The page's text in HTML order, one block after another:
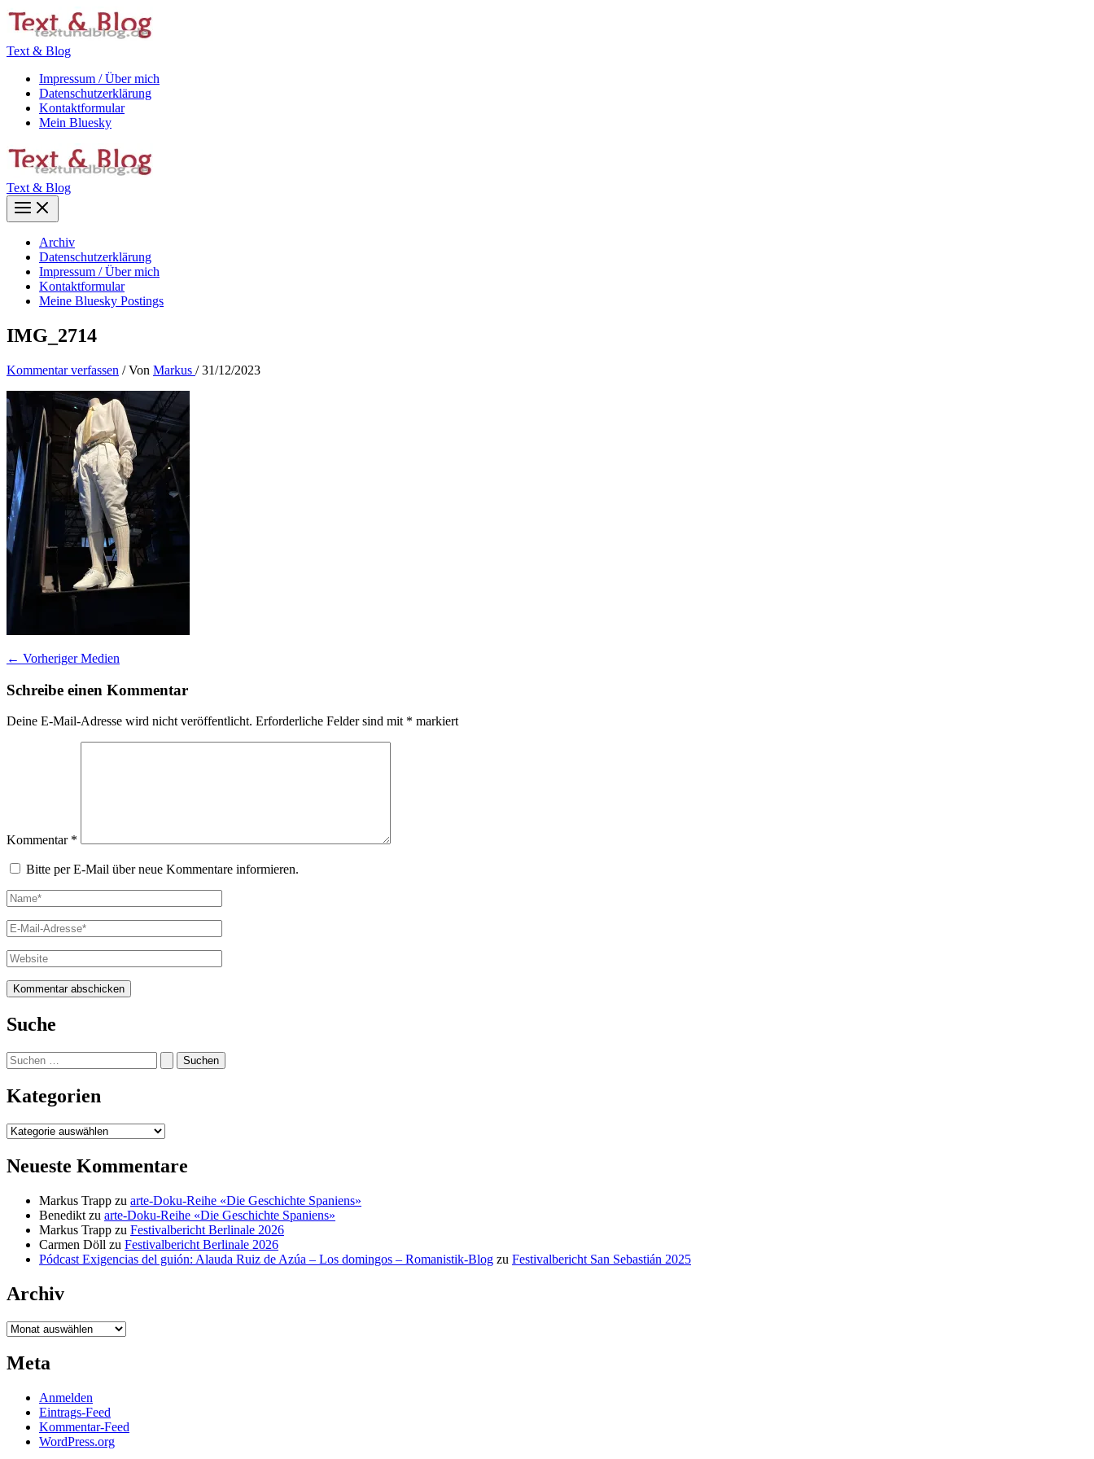
Zum
Inhalt
Text & Blog
Impressum / Über mich
Datenschutzerklärung
Kontaktformular
Mein Bluesky
Text & Blog
Main
Menu
Archiv
Datenschutzerklärung
Impressum / Über mich
Kontaktformular
Meine Bluesky Postings
IMG_2714
Kommentar verfassen / Von Markus /31/12/2023
← Vorheriger Medien
Schreibe einen Kommentar
Deine E-Mail-Adresse wird nicht veröffentlicht. Erforderliche Felder sind mit * markiert
Kommentar *
Bitte per E-Mail über neue Kommentare informieren.
Name*
E-
Mail-
Adresse*
Website
Suche
Suchen
nach:
Kategorien
Kategorien
Neueste Kommentare
Markus Trapp zu arte-Doku-Reihe «Die Geschichte Spaniens»
Benedikt zu arte-Doku-Reihe «Die Geschichte Spaniens»
Markus Trapp zu Festivalbericht Berlinale 2026
Carmen Döll zu Festivalbericht Berlinale 2026
Pódcast Exigencias del guión: Alauda Ruiz de Azúa – Los domingos – Romanistik-Blog zu Festivalbericht San Sebastián 2025
Archiv
Archiv
Meta
Anmelden
Eintrags-Feed
Kommentar-Feed
WordPress.org